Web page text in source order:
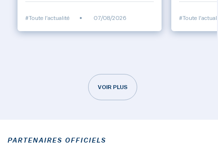
#Toute l'actualité • 07/08/2026 #Toute
VOIR PLUS
PARTENAIRES OFFICIELS